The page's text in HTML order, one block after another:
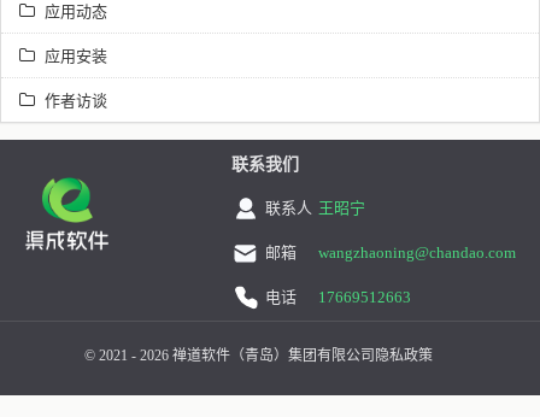
应用动态
应用安装
作者访谈
联系我们
联系人 王昭宁
邮箱 wangzhaoning@chandao.com
电话 17669512663
© 2021 - 2026 禅道软件（青岛）集团有限公司 隐私政策